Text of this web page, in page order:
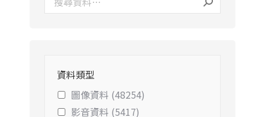
資料類型
圖像資料 (48254)
影音資料 (5417)